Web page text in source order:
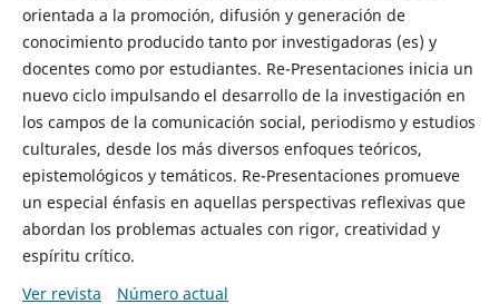
orientada a la promoción, difusión y generación de
conocimiento producido tanto por investigadoras (es) y
docentes como por estudiantes. Re-Presentaciones inicia un
nuevo ciclo impulsando el desarrollo de la investigación en
los campos de la comunicación social, periodismo y estudios
culturales, desde los más diversos enfoques teóricos,
epistemológicos y temáticos. Re-Presentaciones promueve
un especial énfasis en aquellas perspectivas reflexivas que
abordan los problemas actuales con rigor, creatividad y
espíritu crítico.
Ver revista
Número actual